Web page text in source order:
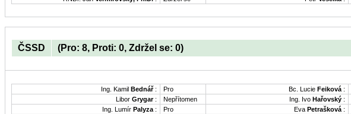
ČSSD (Pro: 8, Proti: 0, Zdržel se: 0)
Ing. Kamil Bednář: Pro Bc. Lucie Feiková:
Libor Grygar: Nepřítomen Ing. Ivo Hařovský :
Ing. Lumír Palyza: Pro Eva Petrašková: